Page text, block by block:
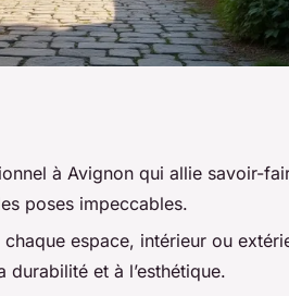
à Avignon qui allie savoir-
poses impeccables.
espace, intérieur ou
et à l’esthétique.